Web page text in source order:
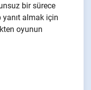
bir sürece
almak için
oyunun